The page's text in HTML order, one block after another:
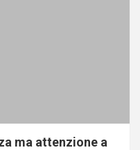
ma attenzione a